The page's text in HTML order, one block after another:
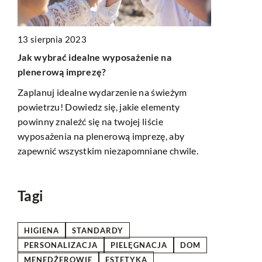
13 sierpnia 2023
Jak wybrać idealne wyposażenie na
plenerową imprezę?
Zaplanuj idealne wydarzenie na świeżym
powietrzu! Dowiedz się, jakie elementy
powinny znaleźć się na twojej liście
wyposażenia na plenerową imprezę, aby
zapewnić wszystkim niezapomniane chwile.
Tagi
HIGIENA
STANDARDY
PERSONALIZACJA
PIELĘGNACJA
DOM
MENEDŻEROWIE
ESTETYKA